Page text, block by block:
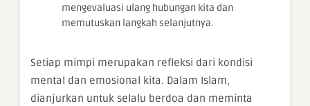
mengevaluasi ulang hubungan kita dan
memutuskan langkah selanjutnya.
Setiap mimpi merupakan refleksi dari kondisi
mental dan emosional kita. Dalam Islam,
dianjurkan untuk selalu berdoa dan meminta